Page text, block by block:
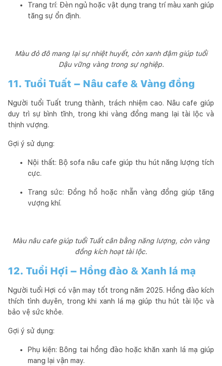
Trang trí: Đèn ngủ hoặc vật dụng trang trí màu xanh giúp
tăng sự ổn định.
Màu đỏ đô mang lại sự nhiệt huyết, còn xanh đậm giúp tuổi
Dậu vững vàng trong sự nghiệp.
11. Tuổi Tuất – Nâu cafe & Vàng đồng
Người tuổi Tuất trung thành, trách nhiệm cao. Nâu cafe giúp
duy trì sự bình tĩnh, trong khi vàng đồng mang lại tài lộc và
thịnh vượng.
Gợi ý sử dụng:
Nội thất: Bộ sofa nâu cafe giúp thu hút năng lượng tích
cực.
Trang sức: Đồng hồ hoặc nhẫn vàng đồng giúp tăng
vượng khí.
Màu nâu cafe giúp tuổi Tuất cân bằng năng lượng, còn vàng
đồng kích hoạt tài lộc.
12. Tuổi Hợi – Hồng đào & Xanh lá mạ
Người tuổi Hợi có vận may tốt trong năm 2025. Hồng đào kích
thích tình duyên, trong khi xanh lá mạ giúp thu hút tài lộc và
bảo vệ sức khỏe.
Gợi ý sử dụng:
Phụ kiện: Bông tai hồng đào hoặc khăn xanh lá mạ giúp
mang lại vận may.